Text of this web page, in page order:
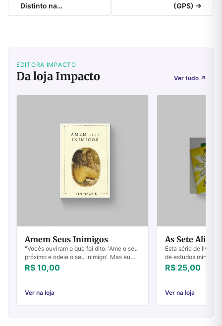
Distinto na…
(GPS) →
EDITORA IMPACTO
Da loja Impacto Ver tudo ↗
Amem Seus Inimigos
"Vocês ouviram o que foi dito: 'Ame o seu
próximo e odeie o seu inimigo'. Mas eu
lhes digo: Amem os seus inimigos e orem
por aqueles que os perseguem, para q...
R$ 10,00
Ver na loja
As Sete
Esta série de
de estudos
na igreja em
1984.Apropriado
R$ 25,00
Ver na loja